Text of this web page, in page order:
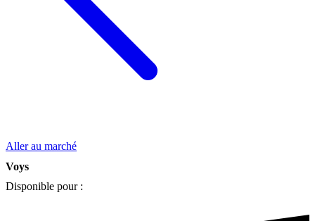
Aller au marché
Voys
Disponible pour :